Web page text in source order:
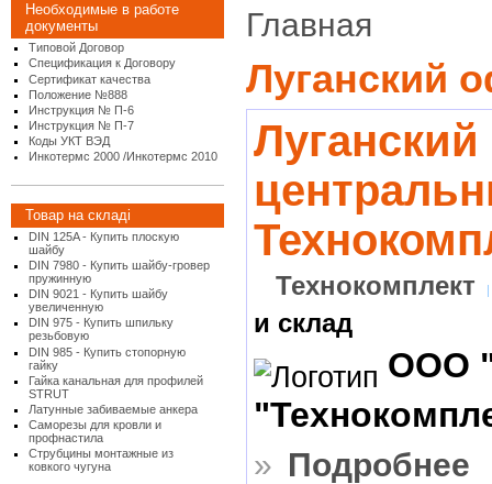
Необходимые в работе
документы
Типовой Договор
Спецификация к Договору
Сертификат качества
Положение №888
Инструкция № П-6
Инструкция № П-7
Коды УКТ ВЭД
Инкотермс 2000 /Инкотермс 2010
Товар на складі
DIN 125A - Купить плоскую
шайбу
DIN 7980 - Купить шайбу-гровер
пружинную
DIN 9021 - Купить шайбу
увеличенную
DIN 975 - Купить шпильку
резьбовую
DIN 985 - Купить стопорную
гайку
Гайка канальная для профилей
STRUT
Латунные забиваемые анкера
Саморезы для кровли и
профнастила
Струбцины монтажные из
ковкого чугуна
Главная
Луганский
Технокомплект
и склад
ООО
» Подробнее